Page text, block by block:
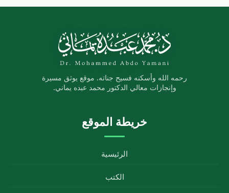
رحمه الله وأسكنه فسيح جناته. موقع يوثق مسيرة
وإنجازات معالي الدكتور محمد عبده يماني.
خريطة الموقع
الرئيسية
الكتب